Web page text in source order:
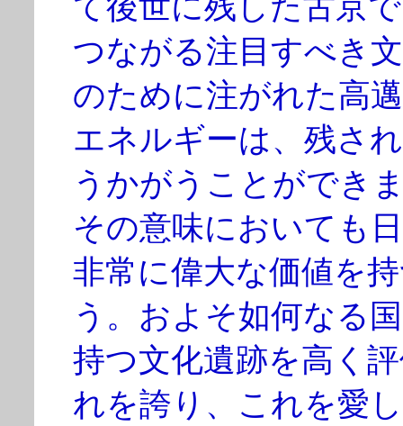
て後世に残した古京
つながる注目すべき
のために注がれた高
エネルギーは、残さ
うかがうことができ
その意味においても
非常に偉大な価値を
う。およそ如何なる
持つ文化遺跡を高く
れを誇り、これを愛